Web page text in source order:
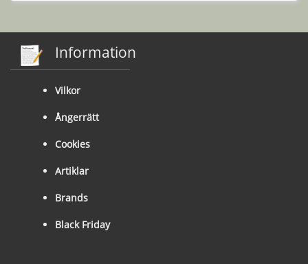
Information
Vilkor
Ångerrätt
Cookies
Artiklar
Brands
Black Friday